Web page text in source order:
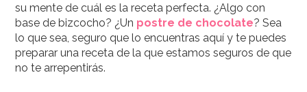
su mente de cuál es la receta perfecta. ¿Algo con
base de bizcocho? ¿Un postre de chocolate? Sea
lo que sea, seguro que lo encuentras aquí y te puedes
preparar una receta de la que estamos seguros de que
no te arrepentirás.